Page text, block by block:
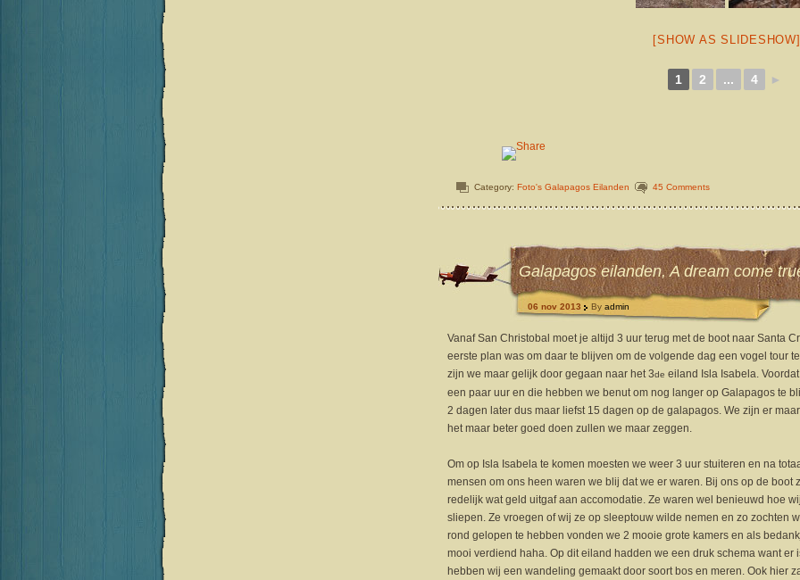
[SHOW AS SLIDESHOW]
1 2 ... 4 ►
Category: Foto's Galapagos Eilanden 45 Comments
Galapagos eilanden, A dream come
06 nov 2013 By admin
Vanaf San Christobal moet je altijd 3 uur terug met de boot naar Santa
eerste plan was om daar te blijven om de volgende dag een vogel tour
zijn we maar gelijk door gegaan naar het 3de eiland Isla Isabela.
een paar uur en die hebben we benut om nog langer op Galapagos te
2 dagen later dus maar liefst 15 dagen op de galapagos. We zijn er
het maar beter goed doen zullen we maar zeggen.
Om op Isla Isabela te komen moesten we weer 3 uur stuiteren en na
mensen om ons heen waren we blij dat we er waren. Bij ons op de boot
redelijk wat geld uitgaf aan accomodatie. Ze waren wel benieuwd hoe
sliepen. Ze vroegen of wij ze op sleeptouw wilde nemen en zo zochten
rond gelopen te hebben vonden we 2 mooie grote kamers en als
mooi verdiend haha. Op dit eiland hadden we een druk schema want er
hebben wij een wandeling gemaakt door soort bos en meren. Ook hier